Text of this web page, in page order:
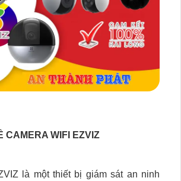
CAMERA WIFI EZVIZ
là một thiết bị giám sát an ninh